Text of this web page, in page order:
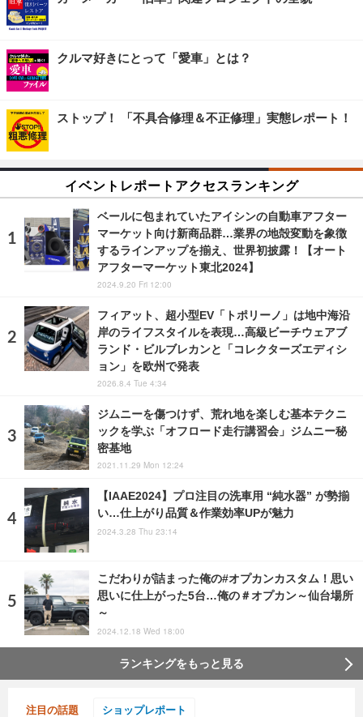
クルマ好きにとって「愛車」とは？
ストップ！ 「不具合修理＆不正修理」実態レポート！
イベントレポートアクセスランキング
ベールに包まれていたアイシンの自動車アフター
マーケット向け新商品群…業界の地殻変動を象徴
するラインアップを揃え、世界初披露！【オート
アフターマーケット東北2024】
2024.9.20 Fri 12:00
フィアット、超小型EV「トポリーノ」は地中海沿
岸のライフスタイルを表現…高級ビーチウェアブ
ランド・ビルブレカンと「コレクターズエディシ
ョン」を欧州で発表
2026.8.4 Tue 4:34
ジムニーを傷つけず、荒れ地を楽しむ基本テクニ
ックを学ぶ「オフロード走行講習会」ジムニー秘
密基地
2021.11.29 Mon 12:24
【IAAE2024】プロ注目の洗車用 “純水器” が勢揃
い…仕上がり品質＆作業効率UPが魅力
2024.3.28 Thu 23:14
こだわりが詰まった俺の#オプカンカスタム！思い
思いに仕上がった5台…俺の＃オプカン～仙台場所
～
2024.12.18 Wed 18:00
ランキングをもっと見る
注目の話題 ショップレポート